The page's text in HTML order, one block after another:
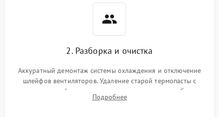
2. Разборка и очистка
Аккуратный демонтаж системы охлаждения и отключение
шлейфов вентиляторов. Удаление старой термопасты с
кристалла графического чипа и термопрокладок с банок
памяти и зоны VRM. Очистка платы от пыли и окислов.
Подробнее